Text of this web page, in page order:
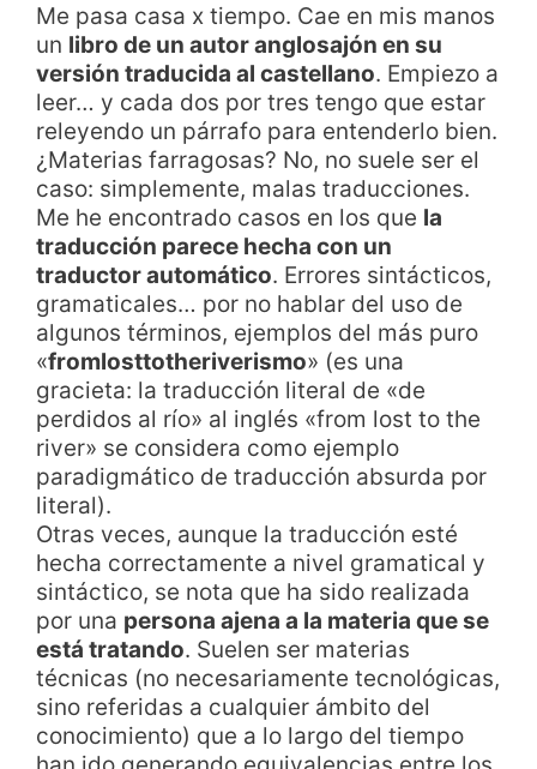
Me pasa casa x tiempo. Cae en mis manos
un libro de un autor anglosajón en su
versión traducida al castellano. Empiezo a
leer… y cada dos por tres tengo que estar
releyendo un párrafo para entenderlo bien.
¿Materias farragosas? No, no suele ser el
caso: simplemente, malas traducciones.
Me he encontrado casos en los que la
traducción parece hecha con un
traductor automático. Errores sintácticos,
gramaticales… por no hablar del uso de
algunos términos, ejemplos del más puro
«fromlosttotheriverismo» (es una
gracieta: la traducción literal de «de
perdidos al río» al inglés «from lost to the
river» se considera como ejemplo
paradigmático de traducción absurda por
literal).
Otras veces, aunque la traducción esté
hecha correctamente a nivel gramatical y
sintáctico, se nota que ha sido realizada
por una persona ajena a la materia que se
está tratando. Suelen ser materias
técnicas (no necesariamente tecnológicas,
sino referidas a cualquier ámbito del
conocimiento) que a lo largo del tiempo